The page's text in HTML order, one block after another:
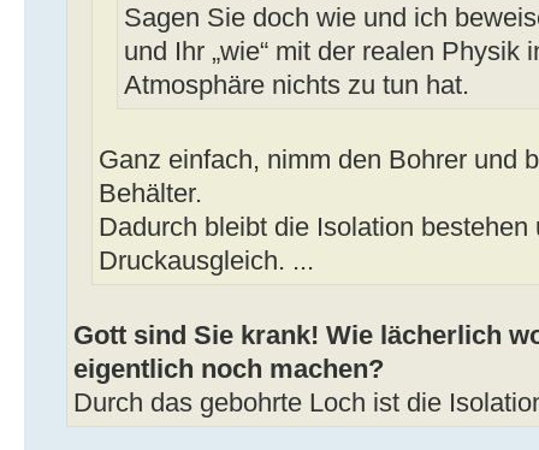
Sagen Sie doch wie und ich
und Ihr „wie“ mit der realen Physik
Atmosphäre nichts zu tun hat.
Ganz einfach, nimm den Bohrer und
Behälter.
Dadurch bleibt die Isolation bestehen
Druckausgleich. ...
Gott sind Sie krank! Wie lächerlich
eigentlich noch machen?
Durch das gebohrte Loch ist die